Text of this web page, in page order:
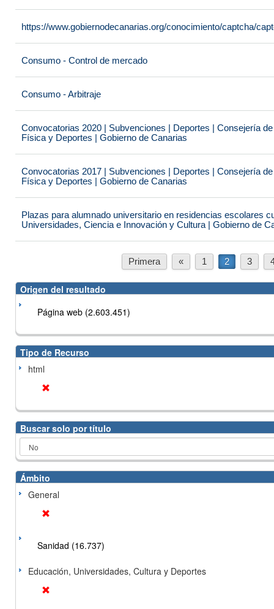
https://www.gobiernodecanarias.org/conocimiento/captcha/
Consumo - Control de mercado
Consumo - Arbitraje
Convocatorias 2020 | Subvenciones | Deportes | Consejería
Física y Deportes | Gobierno de Canarias
Convocatorias 2017 | Subvenciones | Deportes | Consejería
Física y Deportes | Gobierno de Canarias
Plazas para alumnado universitario en residencias escolares
Universidades, Ciencia e Innovación y Cultura | Gobierno de
Primera « 1 2 3
Origen del resultado
Página web (2.603.451)
Tipo de Recurso
html
Buscar solo por título
Ámbito
General
Sanidad (16.737)
Educación, Universidades, Cultura y Deportes